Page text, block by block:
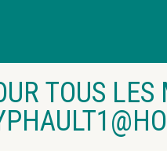
TOUS LES